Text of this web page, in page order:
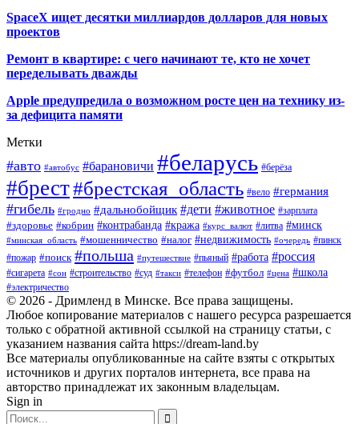
SpaceX ищет десятки миллиардов долларов для новых
проектов
Ремонт в квартире: с чего начинают те, кто не хочет
переделывать дважды
Apple предупредила о возможном росте цен на технику из-
за дефицита памяти
Метки
#авто #автобус #барановичи #беларусь #берёза
#брест#брестская_область #вело #германия
#гибель #гродно #дальнобойщик #дети #животное #зарплата
#здоровье #кобрин #контрабанда #кража #курс_валют #литва #минск
#минская_область #мошенничество #налог #недвижимость #очередь #пинск
#пожар #поиск #польша #путешествие #пьяный #работа #россия
#сигарета #сон #строительство #суд #такси #телефон #футбол #цена #школа
#электричество
© 2026 - Дримленд в Минске. Все права защищены.
Любое копирование материалов с нашего ресурса разрешается
только с обратной активной ссылкой на страницу статьи, с
указанием названия сайта https://dream-land.by
Все материалы опубликованные на сайте взяты с открытых
источников и других порталов интернета, все права на
авторство принадлежат их законным владельцам.
Sign in